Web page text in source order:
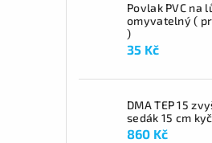
Povlak PVC na
omyvatelný (
)
35 Kč
DMA TEP 15
sedák 15 cm
860 Kč